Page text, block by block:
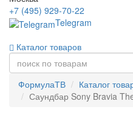
+7 (495) 929-70-22
Telegram
Каталог товаров
ФормулаТВ Каталог
Саундбар Sony Bravia